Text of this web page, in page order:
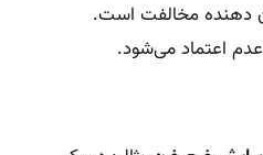
دهنده مخالفت است.
اعتماد می‌شود.